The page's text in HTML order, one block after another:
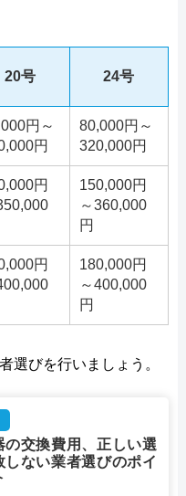
20号 24号
円～
円
80,000円～
320,000円
円
150,000円
～360,000
円
円
180,000円
～400,000
円
選びを行いましょう。
の交換費用、正しい選
しない業者選びのポイ